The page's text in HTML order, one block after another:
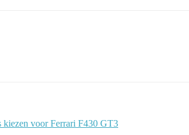
voor Ferrari F430 GT3